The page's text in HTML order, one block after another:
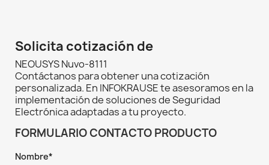
Solicita cotización de
NEOUSYS Nuvo-8111
Contáctanos para obtener una cotización
personalizada. En INFOKRAUSE te asesoramos en la
implementación de soluciones de Seguridad
Electrónica adaptadas a tu proyecto.
FORMULARIO CONTACTO PRODUCTO
Nombre*